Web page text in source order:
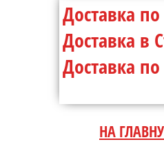
Доставка
Доставка
НА